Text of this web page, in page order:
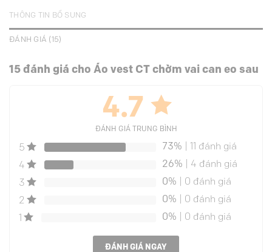
THÔNG TIN BỔ SUNG
ĐÁNH GIÁ (15)
15 đánh giá cho Áo vest CT chờm vai can eo sau
4.7
ĐÁNH GIÁ TRUNG BÌNH
5 73% | 11 đánh giá
4
26% | 4 đánh giá
3
0% | 0 đánh giá
2
0% | 0 đánh giá
0% | 0 đánh giá
ĐÁNH GIÁ NGAY